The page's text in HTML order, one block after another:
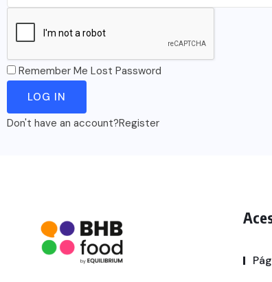
Remember Me Lost Password
Don't have an account?Register